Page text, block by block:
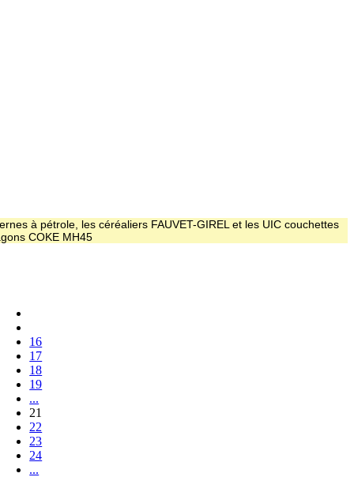
à pétrole, les céréaliers FAUVET-GIREL et les UIC couchettes
COKE MH45
16
17
18
19
...
21
22
23
24
...